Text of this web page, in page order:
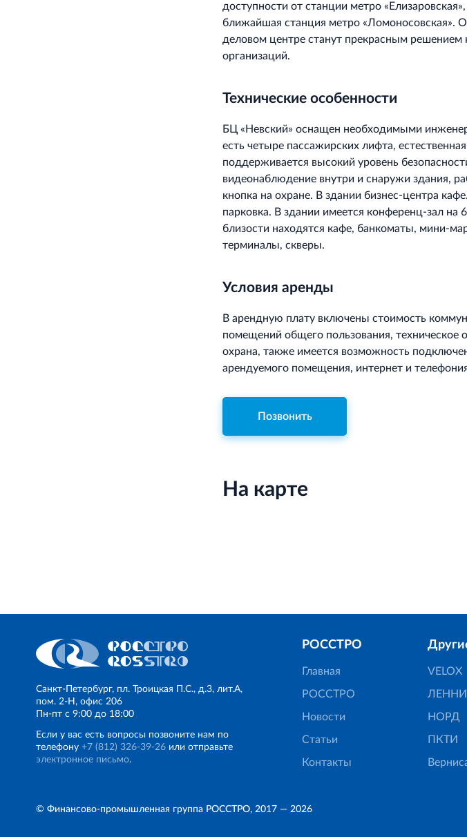
доступности от станции метро
ближайшая станция метро «Ломоносовская».
деловом центре станут прекрасным решением
организаций.
Технические особенности
БЦ «Невский» оснащен необходимыми
есть четыре пассажирских лифта,
поддерживается высокий уровень
видеонаблюдение внутри и снаружи здания,
кнопка на охране. В здании бизнес-центра
парковка. В здании имеется конференц-зал на
близости находятся кафе, банкоматы, мини-
терминалы, скверы.
Условия аренды
В арендную плату включены стоимость
помещений общего пользования, техническое
охрана, также имеется возможность
арендуемого помещения, интернет и
Позвонить
На карте
Санкт‐Петербург, пл. Троицкая П.С., д.3, лит.А,
пом. 2-Н, офис 206
Пн‐пт с 9:00 до 18:00
Если у вас есть вопросы позвоните нам по
телефону +7 (812) 326‐39‐26 или отправьте
электронное письмо.
РОССТРО
Главная
РОССТРО
Новости
Статьи
Контакты
VELOX
НОРД
ПКТИ
© Финансово‐промышленная группа РОССТРО, 2017 — 2026